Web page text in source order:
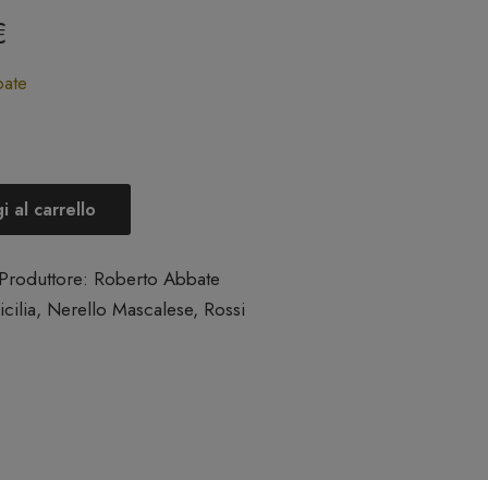
al carrello
Roberto Abbate
, Nerello Mascalese, Rossi